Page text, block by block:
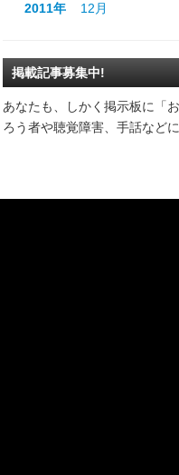
2011年 12月
掲載記事募集中!
あなたも、しかく掲示板に「
ろう者や聴覚障害、手話など